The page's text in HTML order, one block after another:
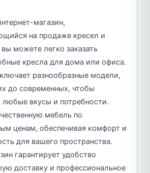
магазин,
на продаже кресел и
можете легко заказать
кресла для дома или офиса.
разнообразные модели,
до современных, чтобы
любые вкусы и потребности.
мебель по
ценам, обеспечивая комфорт и
для вашего пространства.
гарантирует удобство
доставку и профессиональное